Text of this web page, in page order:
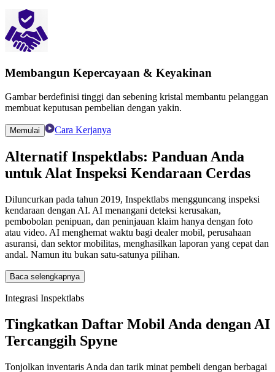
Membangun Kepercayaan & Keyakinan
Gambar berdefinisi tinggi dan sebening kristal membantu pelanggan
membuat keputusan pembelian dengan yakin.
Memulai Cara Kerjanya
Alternatif Inspektlabs: Panduan Anda
untuk Alat Inspeksi Kendaraan Cerdas
Diluncurkan pada tahun 2019, Inspektlabs mengguncang inspeksi
kendaraan dengan AI. AI menangani deteksi kerusakan,
pembobolan penipuan, dan peninjauan klaim hanya dengan foto
atau video. AI menghemat waktu bagi dealer mobil, perusahaan
asuransi, dan sektor mobilitas, menghasilkan laporan yang cepat dan
andal. Namun itu bukan satu-satunya pilihan.
Baca selengkapnya
Integrasi Inspektlabs
Tingkatkan Daftar Mobil Anda dengan AI
Tercanggih Spyne
Tonjolkan inventaris Anda dan tarik minat pembeli dengan berbagai